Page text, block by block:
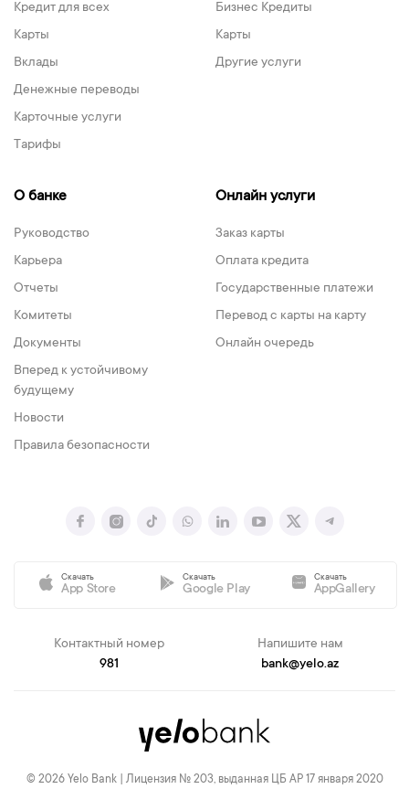
Кредит для всех
Карты
Вклады
Денежные переводы
Карточные услуги
Тарифы
Бизнес Кредиты
Карты
Другие услуги
О банке
Руководство
Карьера
Отчеты
Комитеты
Документы
Вперед к устойчивому
будущему
Новости
Правила безопасности
Онлайн услуги
Заказ карты
Оплата кредита
Государственные платежи
Перевод с карты на карту
Онлайн очередь
Скачать
App Store
Скачать
Google Play
Скачать
AppGallery
Контактный номер
981
Напишите нам
bank@yelo.az
© 2026 Yelo Bank | Лицензия № 203, выданная ЦБ АР 17 января 2020